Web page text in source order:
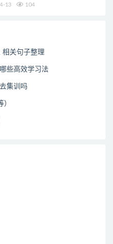
13 104
相关句子整理
些高效学习法
集训吗